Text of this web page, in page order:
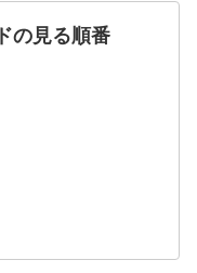
の見る順番